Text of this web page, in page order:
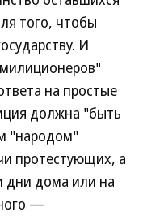
того, чтобы
И
на простые
должна "быть
"народом"
протестующих, а
дни дома или на
—